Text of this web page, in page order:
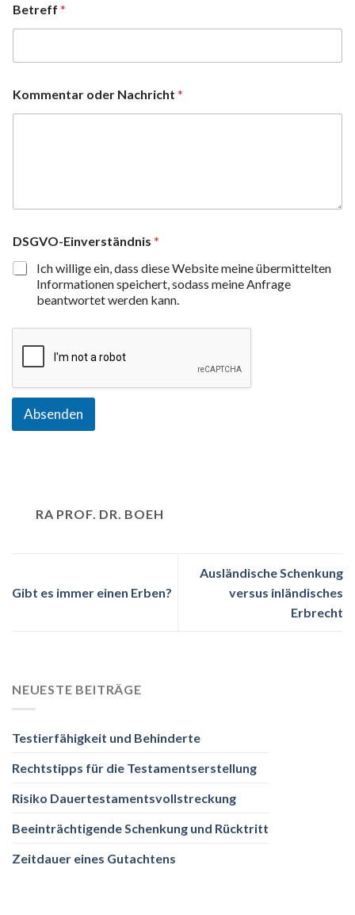
Betreff *
Kommentar oder Nachricht *
DSGVO-Einverständnis *
Ich willige ein, dass diese Website meine übermittelten
Informationen speichert, sodass meine Anfrage
beantwortet werden kann.
Absenden
RA PROF. DR. BOEH
Gibt es immer einen Erben?
Ausländische Schenkung
versus inländisches
Erbrecht
NEUESTE BEITRÄGE
Testierfähigkeit und Behinderte
Rechtstipps für die Testamentserstellung
Risiko Dauertestamentsvollstreckung
Beeinträchtigende Schenkung und Rücktritt
Zeitdauer eines Gutachtens